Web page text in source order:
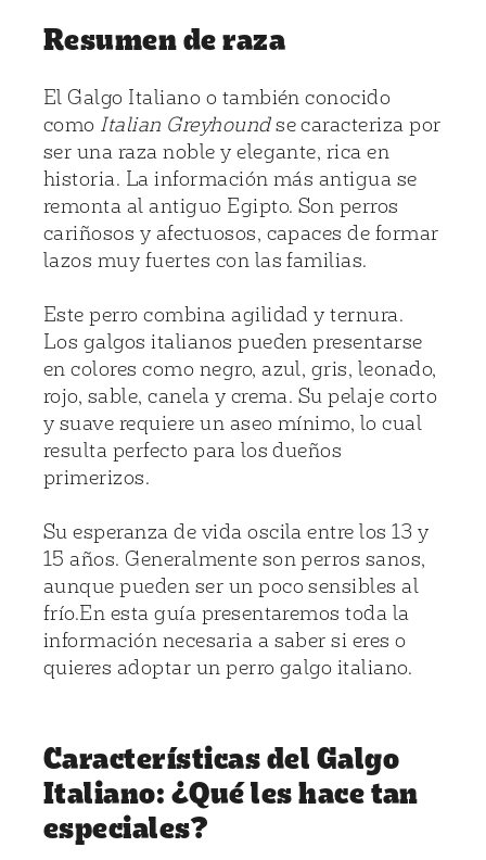
Resumen de raza
El Galgo Italiano o también conocido
como Italian Greyhoundse caracteriza por
ser una raza noble y elegante, rica en
historia. La información más antigua se
remonta al antiguo Egipto. Son perros
cariñosos y afectuosos, capaces de formar
lazos muy fuertes con las familias.
Este perro combina agilidad y ternura.
Los galgos italianos pueden presentarse
en colores como negro, azul, gris, leonado,
rojo, sable, canela y crema. Su pelaje corto
y suave requiere un aseo mínimo, lo cual
resulta perfecto para los dueños
primerizos.
Su esperanza de vida oscila entre los 13 y
15 años. Generalmente son perros sanos,
aunque pueden ser un poco sensibles al
frío.En esta guía presentaremos toda la
información necesaria a saber si eres o
quieres adoptar un perro galgo italiano.
Características del Galgo
Italiano: ¿Qué les hace tan
especiales?